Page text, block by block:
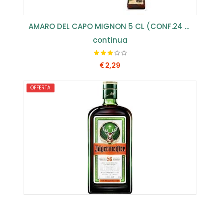
AMARO DEL CAPO MIGNON 5 CL (CONF.24 PZ) ...
continua
2,29
COMPRA SUBITO
OFFERTA